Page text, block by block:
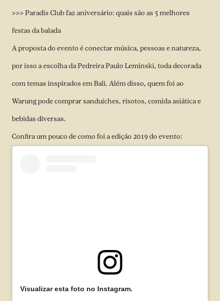
>>> Paradis Club faz aniversário: quais são as 5 melhores
festas da balada
A proposta do evento é conectar música, pessoas e natureza,
por isso a escolha da Pedreira Paulo Leminski, toda decorada
com temas inspirados em Bali. Além disso, quem foi ao
Warung pode comprar sanduíches, risotos, comida asiática e
bebidas diversas.
Confira um pouco de como foi a edição 2019 do evento:
Visualizar esta foto no Instagram.